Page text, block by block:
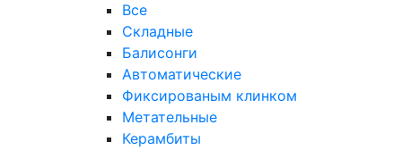
Все
Складные
Балисонги
Автоматические
Фиксированым клинком
Метательные
Керамбиты